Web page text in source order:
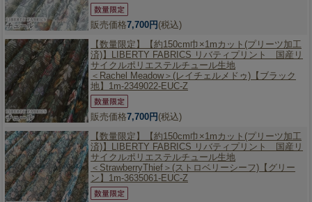
販売価格7,700円 (税込)
【数量限定】
【約150cm巾×1mカット(プリーツ加工
済)】LIBERTY FABRICS リバティプリント 国産リ
サイクルポリエステルチュール生地
＜Rachel Meadow＞(レイチェルメドゥ)【ブラック
地】1m-2349022-EUC-Z
販売価格7,700円 (税込)
【数量限定】
【約150cm巾×1mカット(プリーツ加工
済)】LIBERTY FABRICS リバティプリント 国産リ
サイクルポリエステルチュール生地
＜StrawberryThief＞(ストロベリーシーフ)【グリー
ン】1m-3635061-EUC-Z